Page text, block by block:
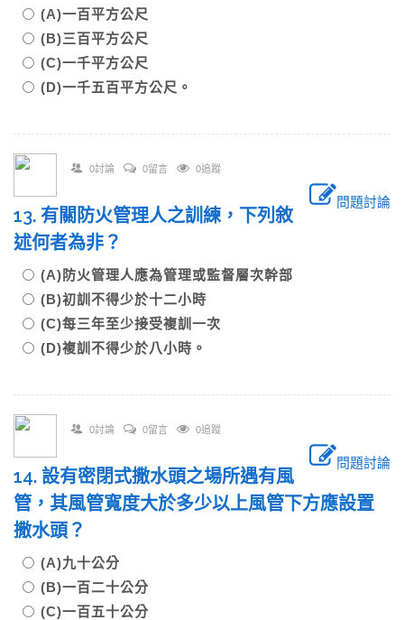
(A)一百平方公尺
(B)三百平方公尺
(C)一千平方公尺
(D)一千五百平方公尺。
0討論 0留言 0追蹤
問題討論
13. 有關防火管理人之訓練，下列敘
述何者為非？
(A)防火管理人應為管理或監督層次幹部
(B)初訓不得少於十二小時
(C)每三年至少接受複訓一次
(D)複訓不得少於八小時。
0討論 0留言 0追蹤
問題討論
14. 設有密閉式撒水頭之場所遇有風
管，其風管寬度大於多少以上風管下方應設置
撒水頭？
(A)九十公分
(B)一百二十公分
(C)一百五十公分